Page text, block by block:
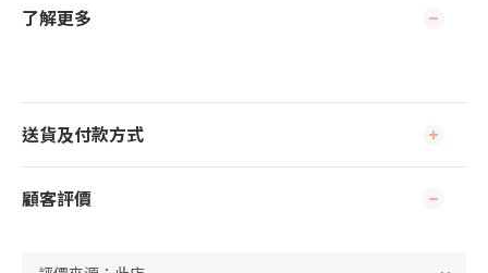
了解更多
送貨及付款方式
顧客評價